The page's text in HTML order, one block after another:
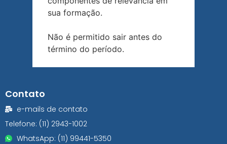
sua formação.
Não é permitido sair antes do
término do período.
Contato
e-mails de contato
Telefone: (11) 2943-1002
WhatsApp: (11) 99441-5350